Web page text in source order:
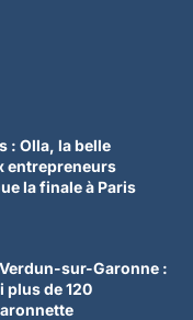
: Olla, la belle
entrepreneurs
la finale à Paris
Verdun-sur-Garonne :
plus de 120